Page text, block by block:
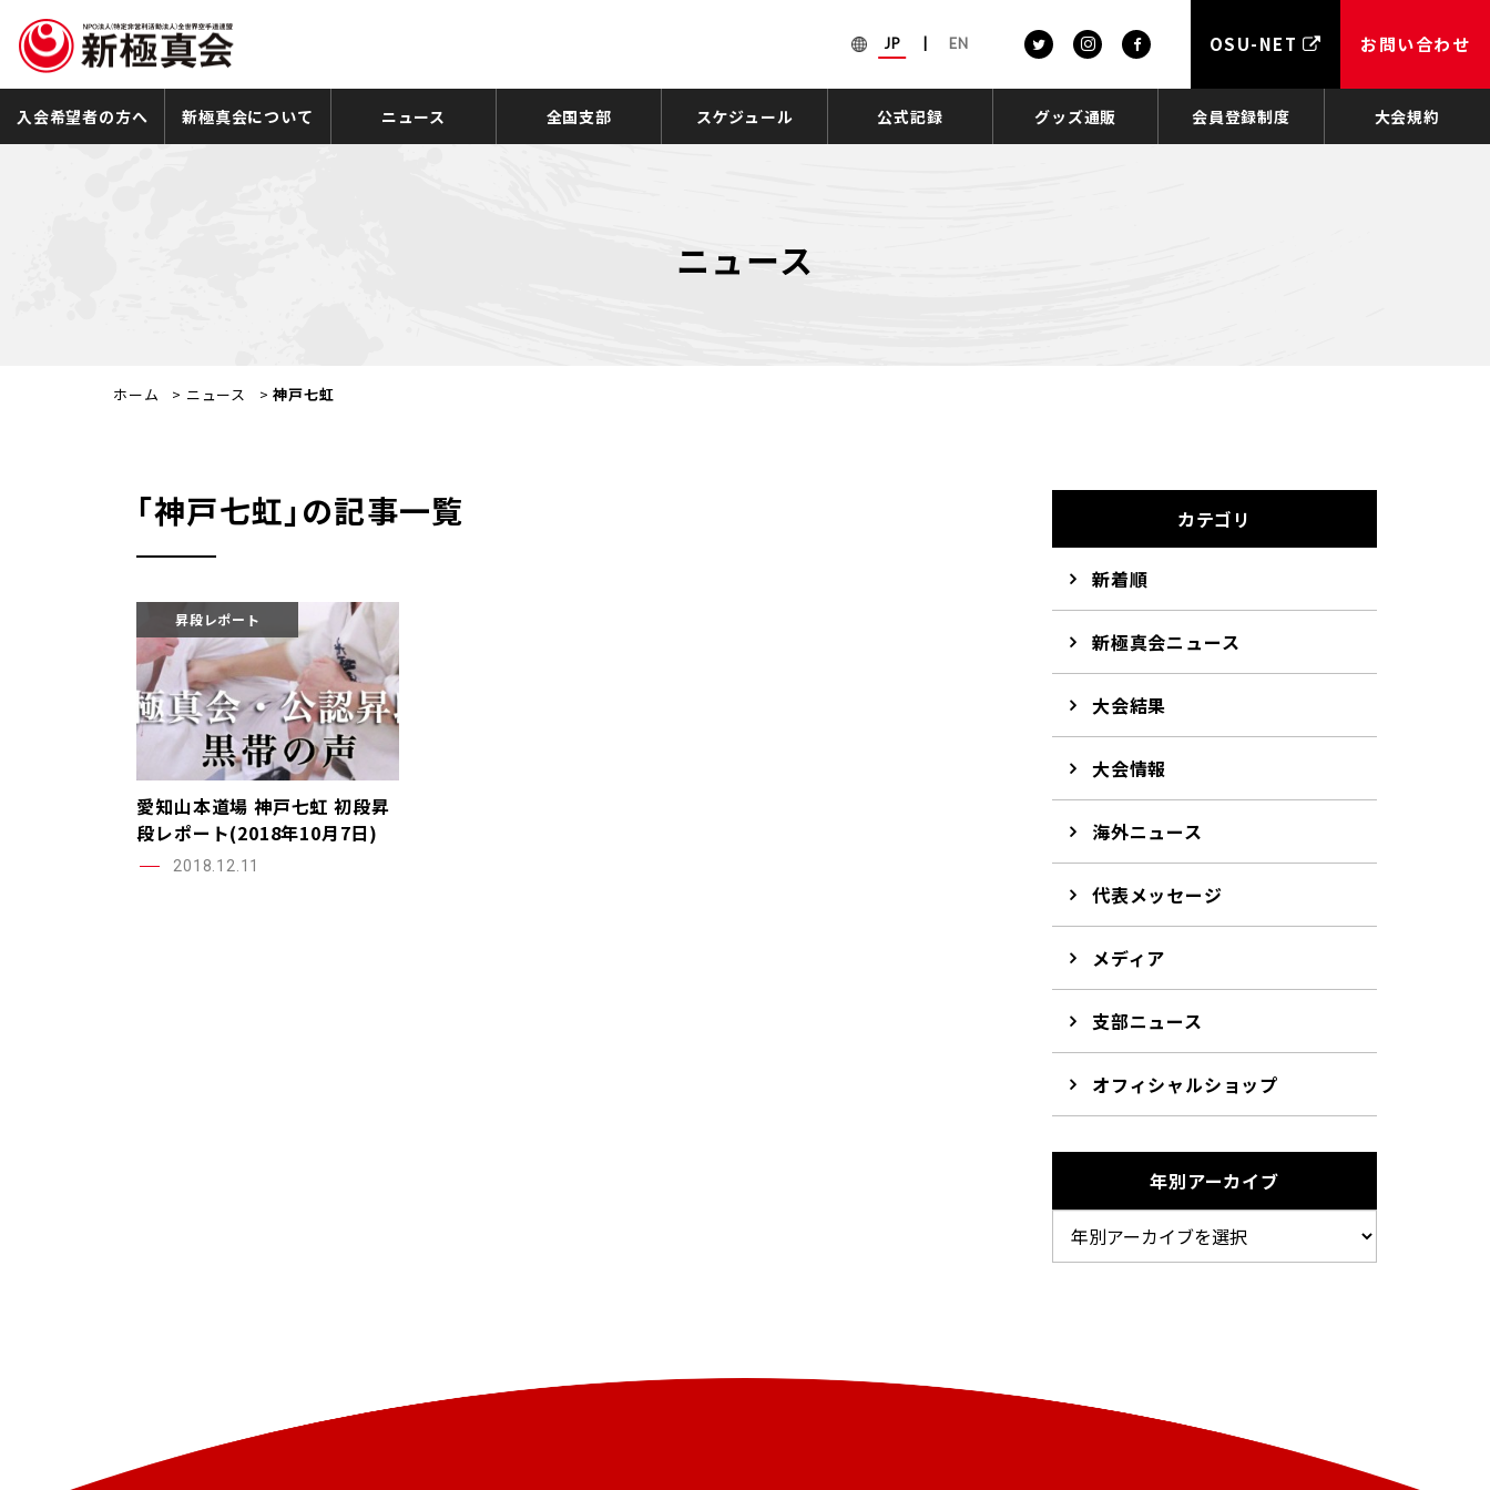
JP EN OSU-NET お問い合わせ
入会希望者の方へ 新極真会について ニュース 全国支部 スケジュール 公式記録 グッズ通販 会員登録制度 大会規約
ニュース
ホーム > ニュース >神戸七虹
｢神戸七虹｣の記事一覧
昇段レポート
愛知山本道場 神戸七虹 初段昇
段レポート(2018年10月7日)
2018.12.11
カテゴリ
新着順
新極真会ニュース
大会結果
大会情報
海外ニュース
代表メッセージ
メディア
支部ニュース
オフィシャルショップ
年別アーカイブ